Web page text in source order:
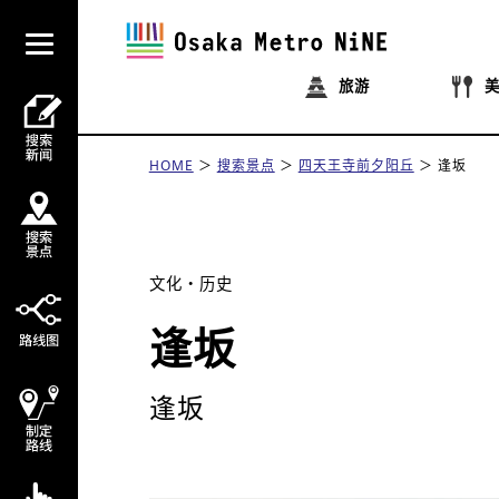
旅游
HOME 搜索景点 四天王寺前夕阳丘 逢坂
文化・历史
逢坂
逢坂